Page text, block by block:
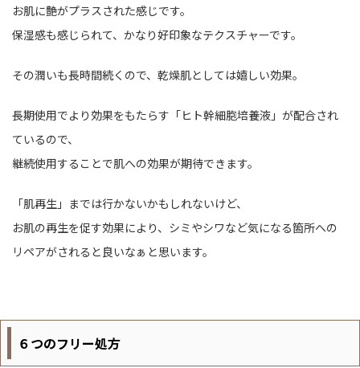
お肌に艶がプラスされた感じです。
保湿感も感じられて、かなり好印象なテクスチャーです。
その潤いも長時間続くので、乾燥肌としては嬉しい効果。
長期使用でより効果をもたらす「ヒト幹細胞培養液」が配合され
ているので、
継続使用することで肌への効果が期待できます。
「肌再生」までは行かないかもしれないけど、
お肌の再生を促す効果により、シミやシワなど気になる箇所への
リペアがされると良いなぁと思います。
６つのフリー処方